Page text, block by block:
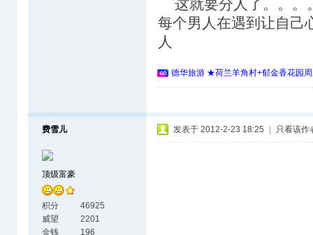
这就要分人了。。。
每个男人在遇到让自己
人
德华旅游 ★荷兰羊角村+郁金香花园
费雪儿
顶级富豪
积分
46925
威望
2201
金钱
196
发表于 2012-2-23 18:25 只看该作